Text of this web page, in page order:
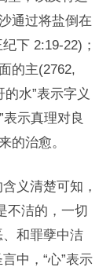
通过将盐倒在
下 2:19-22)；
的主(2762,
的水”表示字义
表示真理对良
的治愈。
义清楚可知，
不洁的，一切
、和罪孽中洁
中，“心”表示